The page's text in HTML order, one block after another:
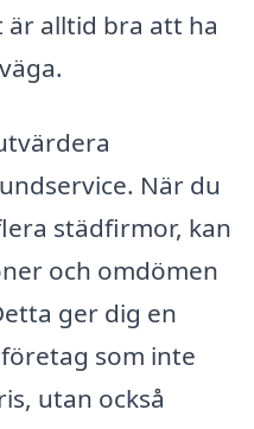
är alltid bra att ha
När du
städfirmor, kan
och omdömen
ger dig en
som inte
utan också